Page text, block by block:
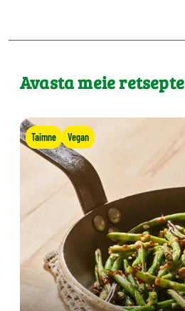
Avasta meie retsepte
Taimne Vegan